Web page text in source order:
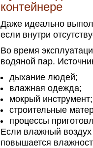
контейнере
Даже идеально
если внутри
Во время
водяной пар.
дыхание людей;
влажная одежда;
мокрый инструмент;
строительные
процессы
Если влажный
повышается